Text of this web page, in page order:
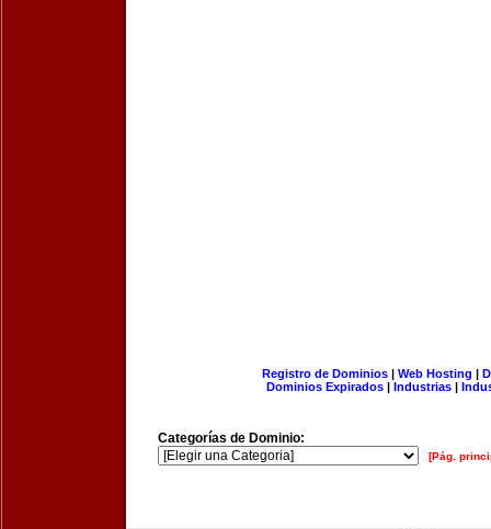
Registro de Dominios| Web Hosting |
Dominios Expirados | Industrias |
Categorías de Dominio:
[Pág.